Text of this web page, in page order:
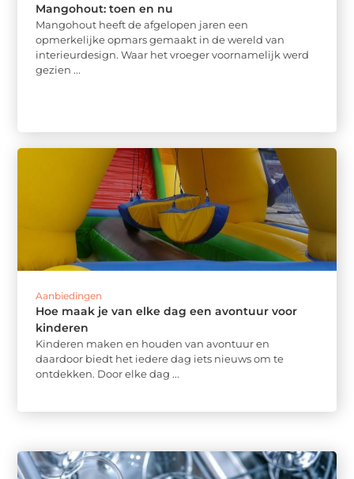
Mangohout: toen en nu
Mangohout heeft de afgelopen jaren een
opmerkelijke opmars gemaakt in de wereld van
interieurdesign. Waar het vroeger voornamelijk werd
gezien ...
Aanbiedingen
Hoe maak je van elke dag een avontuur voor
kinderen
Kinderen maken en houden van avontuur en
daardoor biedt het iedere dag iets nieuws om te
ontdekken. Door elke dag ...